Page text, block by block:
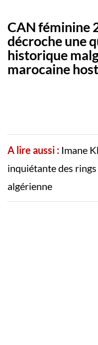
CAN féminine
décroche une
historique
marocaine
A lire aussi : Imane
inquiétante des
algérienne